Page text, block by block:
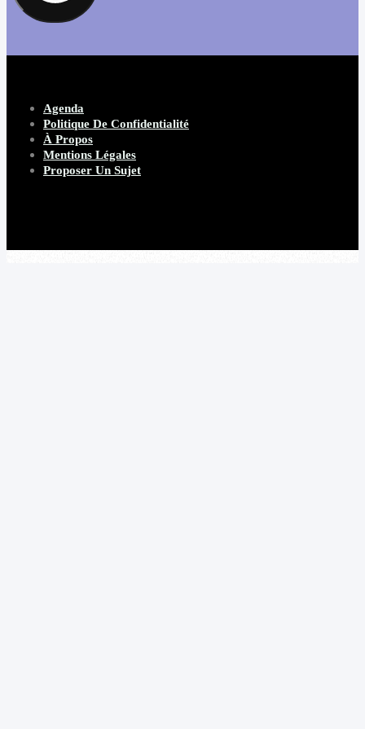
Agenda
Politique De Confidentialité
À Propos
Mentions Légales
Proposer Un Sujet